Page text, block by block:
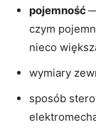
pojemność
czym
nieco
wymiary
sposób